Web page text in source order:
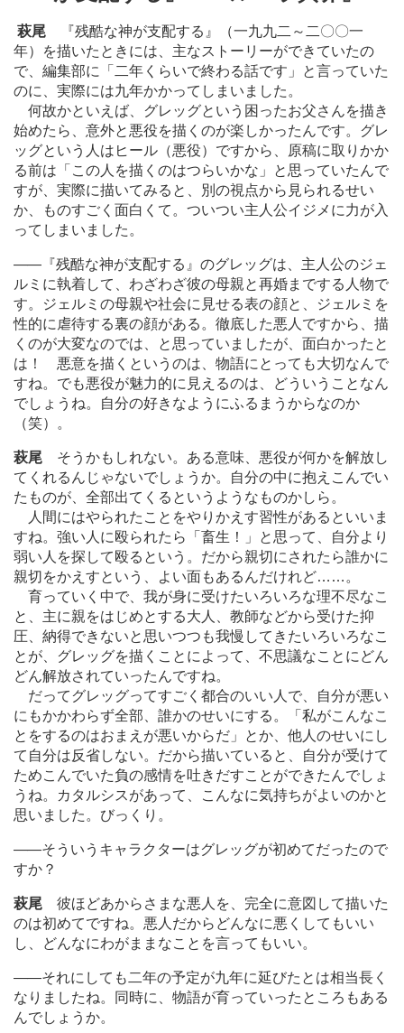
萩尾 『残酷な神が支配する』（一九九二～二〇〇一
年）を描いたときには、主なストーリーができていたの
で、編集部に「二年くらいで終わる話です」と言っていた
のに、実際には九年かかってしまいました。
何故かといえば、グレッグという困ったお父さんを描き
始めたら、意外と悪役を描くのが楽しかったんです。グレ
ッグという人はヒール（悪役）ですから、原稿に取りかか
る前は「この人を描くのはつらいかな」と思っていたんで
すが、実際に描いてみると、別の視点から見られるせい
か、ものすごく面白くて。ついつい主人公イジメに力が入
ってしまいました。
――『残酷な神が支配する』のグレッグは、主人公のジェ
ルミに執着して、わざわざ彼の母親と再婚までする人物で
す。ジェルミの母親や社会に見せる表の顔と、ジェルミを
性的に虐待する裏の顔がある。徹底した悪人ですから、描
くのが大変なのでは、と思っていましたが、面白かったと
は！ 悪意を描くというのは、物語にとっても大切なんで
すね。でも悪役が魅力的に見えるのは、どういうことなん
でしょうね。自分の好きなようにふるまうからなのか
（笑）。
萩尾 そうかもしれない。ある意味、悪役が何かを解放し
てくれるんじゃないでしょうか。自分の中に抱えこんでい
たものが、全部出てくるというようなものかしら。
人間にはやられたことをやりかえす習性があるといいま
すね。強い人に殴られたら「畜生！」と思って、自分より
弱い人を探して殴るという。だから親切にされたら誰かに
親切をかえすという、よい面もあるんだけれど… …。
育っていく中で、我が身に受けたいろいろな理不尽なこ
と、主に親をはじめとする大人、教師などから受けた抑
圧、納得できないと思いつつも我慢してきたいろいろなこ
とが、グレッグを描くことによって、不思議なことにどん
どん解放されていったんですね。
だってグレッグってすごく都合のいい人で、自分が悪い
にもかかわらず全部、誰かのせいにする。「私がこんなこ
とをするのはおまえが悪いからだ」とか、他人のせいにし
て自分は反省しない。だから描いていると、自分が受けて
ためこんでいた負の感情を吐きだすことができたんでしょ
うね。カタルシスがあって、こんなに気持ちがよいのかと
思いました。びっくり。
――そういうキャラクターはグレッグが初めてだったので
すか？
萩尾 彼ほどあからさまな悪人を、完全に意図して描いた
のは初めてですね。悪人だからどんなに悪くしてもいい
し、どんなにわがままなことを言ってもいい。
――それにしても二年の予定が九年に延びたとは相当長く
なりましたね。同時に、物語が育っていったところもある
んでしょうか。